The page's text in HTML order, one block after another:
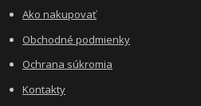
Ako nakupovať
Obchodné podmienky
Ochrana súkromia
Kontakty